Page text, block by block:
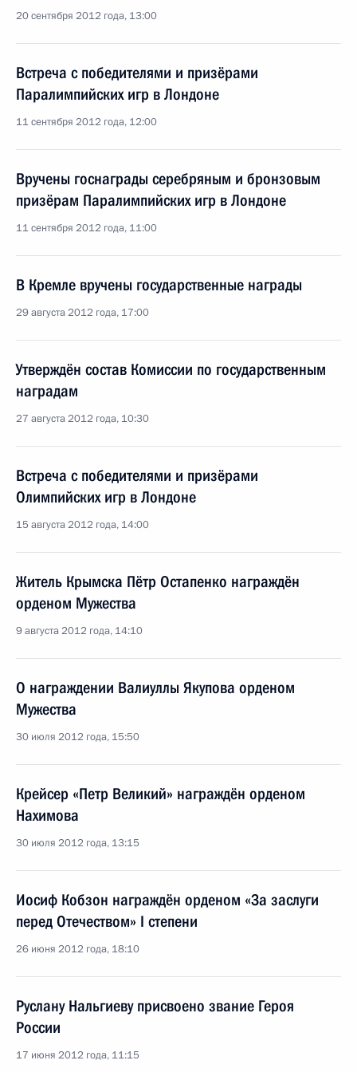
20 сентября 2012 года, 13:00
Встреча с победителями и призёрами
Паралимпийских игр в Лондоне
11 сентября 2012 года, 12:00
Вручены госнаграды серебряным и бронзовым
призёрам Паралимпийских игр в Лондоне
11 сентября 2012 года, 11:00
В Кремле вручены государственные награды
29 августа 2012 года, 17:00
Утверждён состав Комиссии по государственным
наградам
27 августа 2012 года, 10:30
Встреча с победителями и призёрами
Олимпийских игр в Лондоне
15 августа 2012 года, 14:00
Житель Крымска Пётр Остапенко награждён
орденом Мужества
9 августа 2012 года, 14:10
О награждении Валиуллы Якупова орденом
Мужества
30 июля 2012 года, 15:50
Крейсер «Петр Великий» награждён орденом
Нахимова
30 июля 2012 года, 13:15
Иосиф Кобзон награждён орденом «За заслуги
перед Отечеством» I степени
26 июня 2012 года, 18:10
Руслану Нальгиеву присвоено звание Героя
России
17 июня 2012 года, 11:15